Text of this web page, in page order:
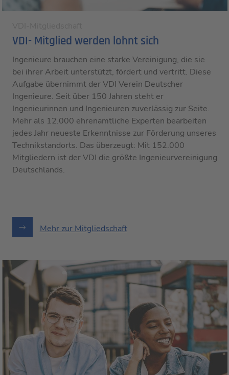
VDI- Mitglied werden lohnt sich
Ingenieure brauchen eine starke Vereinigung, die sie
bei ihrer Arbeit unterstützt, fördert und vertritt. Diese
Aufgabe übernimmt der VDI Verein Deutscher
Ingenieure. Seit über 150 Jahren steht er
Ingenieurinnen und Ingenieuren zuverlässig zur Seite.
Mehr als 12.000 ehrenamtliche Experten bearbeiten
jedes Jahr neueste Erkenntnisse zur Förderung unseres
Technikstandorts. Das überzeugt: Mit 152.000
Mitgliedern ist der VDI die größte Ingenieurvereinigung
Deutschlands.
Mehr zur Mitgliedschaft